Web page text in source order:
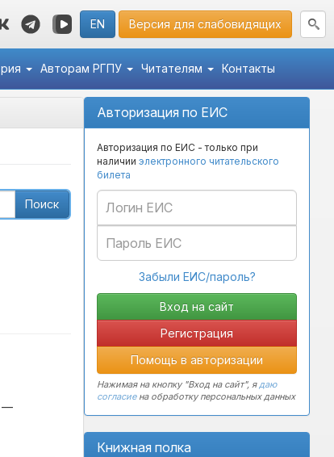
EN Версия для слабовидящих
Авторам РГПУ Читателям Контакты
Авторизация по ЕИС
Авторизация по ЕИС - только при
наличии электронного читательского
билета
Забыли ЕИС/пароль?
Регистрация
Помощь в авторизации
Нажимая на кнопку "Вход на сайт", ядаю
согласиена обработку персональных данных
Книжная полка
Поиск
—